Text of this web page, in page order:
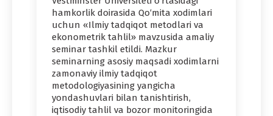
hamkorlik doirasida Qo‘mita xodimlari
uchun «Ilmiy tadqiqot metodlari va
ekonometrik tahlil» mavzusida amaliy
seminar tashkil etildi. Mazkur
seminarning asosiy maqsadi xodimlarni
zamonaviy ilmiy tadqiqot
metodologiyasining yangicha
yondashuvlari bilan tanishtirish,
iqtisodiy tahlil va bozor monitoringida